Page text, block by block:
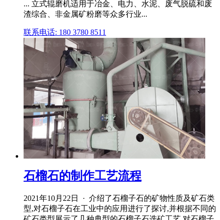
... 立式辊磨机适用于冶金、电力、水泥、废气脱硫和废
渣综合、非金属矿粉磨等众多行业...
联系电话: 180 3780 8511
石榴石的制作工艺流程
2021年10月22日 · 介绍了石榴子石的矿物性质及矿石类
型,对石榴子石在工业中的应用进行了探讨,并根据不同的